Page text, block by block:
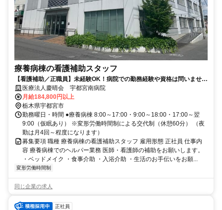
療養病棟の看護補助スタッフ
【看護補助／正職員】未経験OK！病院での勤務経験や資格は問いませ
ん。お休みが取りやすい環境です。
医療法人慶晴会 宇都宮南病院
月給184,800円以上
栃木県宇都宮市
勤務曜日・時間 ●療養病棟 8:00～17:00・9:00～18:00・17:00～翌
9:00（仮眠あり） ※変形労働時間制による交代制（休憩60分） （夜
勤は月4回～程度になります）
募集要項 職種 療養病棟の看護補助スタッフ 雇用形態 正社員 仕事内
容 療養病棟でのヘルパー業務 医師・看護師の補助をお願いします。
・ベッドメイク ・食事介助 ・入浴介助 ・生活のお手伝いをお願...
変形労働時間制
同じ企業の求人
正社員